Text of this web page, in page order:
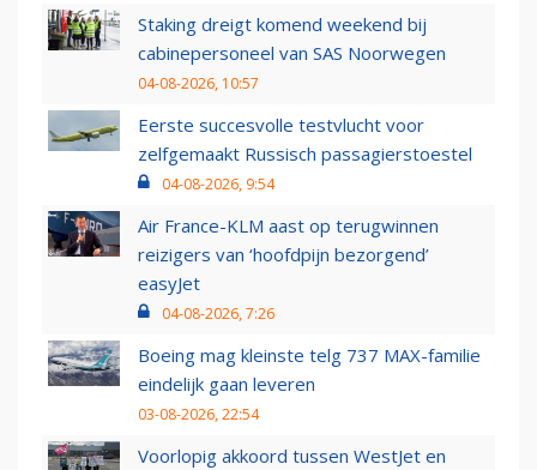
Staking dreigt komend weekend bij
cabinepersoneel van SAS Noorwegen
04-08-2026, 10:57
Eerste succesvolle testvlucht voor
zelfgemaakt Russisch passagierstoestel
04-08-2026, 9:54
Air France-KLM aast op terugwinnen
reizigers van ‘hoofdpijn bezorgend’
easyJet
04-08-2026, 7:26
Boeing mag kleinste telg 737 MAX-familie
eindelijk gaan leveren
03-08-2026, 22:54
Voorlopig akkoord tussen WestJet en